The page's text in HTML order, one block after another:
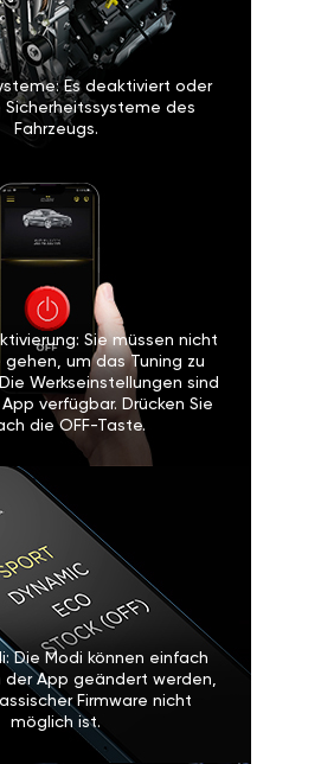
Es deaktiviert oder
Sicherheitssysteme des
Fahrzeugs.
Sie müssen nicht
gehen, um das Tuning zu
Werkseinstellungen sind
verfügbar. Drücken Sie
die OFF-Taste.
Die Modi können einfach
der App geändert werden,
Firmware nicht
möglich ist.